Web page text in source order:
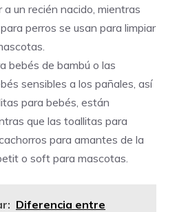
a un recién nacido, mientras
perros se usan para limpiar
bebés de bambú o las
sensibles a los pañales, así
para bebés, están
que las toallitas para
para amantes de la
o soft para mascotas.
Diferencia entre